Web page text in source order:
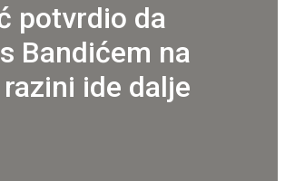
potvrdio da
Bandićem na
ide dalje